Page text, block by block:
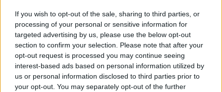
If you wish to opt-out of the sale, sharing to third parties, or
processing of your personal or sensitive information for
targeted advertising by us, please use the below opt-out
section to confirm your selection. Please note that after your
opt-out request is processed you may continue seeing
interest-based ads based on personal information utilized by
us or personal information disclosed to third parties prior to
your opt-out. You may separately opt-out of the further
Mészáros Lőrinc nem fogja
visszaadni a disznóólakat
Visszaállítási pontok I.
Egyenlítő blog•2015. május 08.